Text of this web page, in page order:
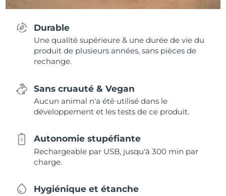
Durable
Une qualité supérieure & une durée de vie du
produit de plusieurs années, sans pièces de
rechange.
Sans cruauté & Vegan
Aucun animal n'a été utilisé dans le
développement et les tests de ce produit.
Autonomie stupéfiante
Rechargeable par USB, jusqu'à 300 min par
charge.
Hygiénique et étanche